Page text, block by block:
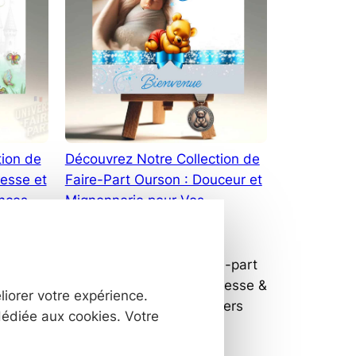
Panda
:
Tendresse
et
Originalité
pour
Toutes
Vos
Occasions
de
et
part
Découvrez Notre Collection de
Faire-Part Ourson : Douceur et
Mignonnerie pour Vos
Collection Faire-part
Ourson – Douceur, Tendresse &
Personnalisation Un univers
tout en tendresse pour
votre expérience.
aux cookies. Votre